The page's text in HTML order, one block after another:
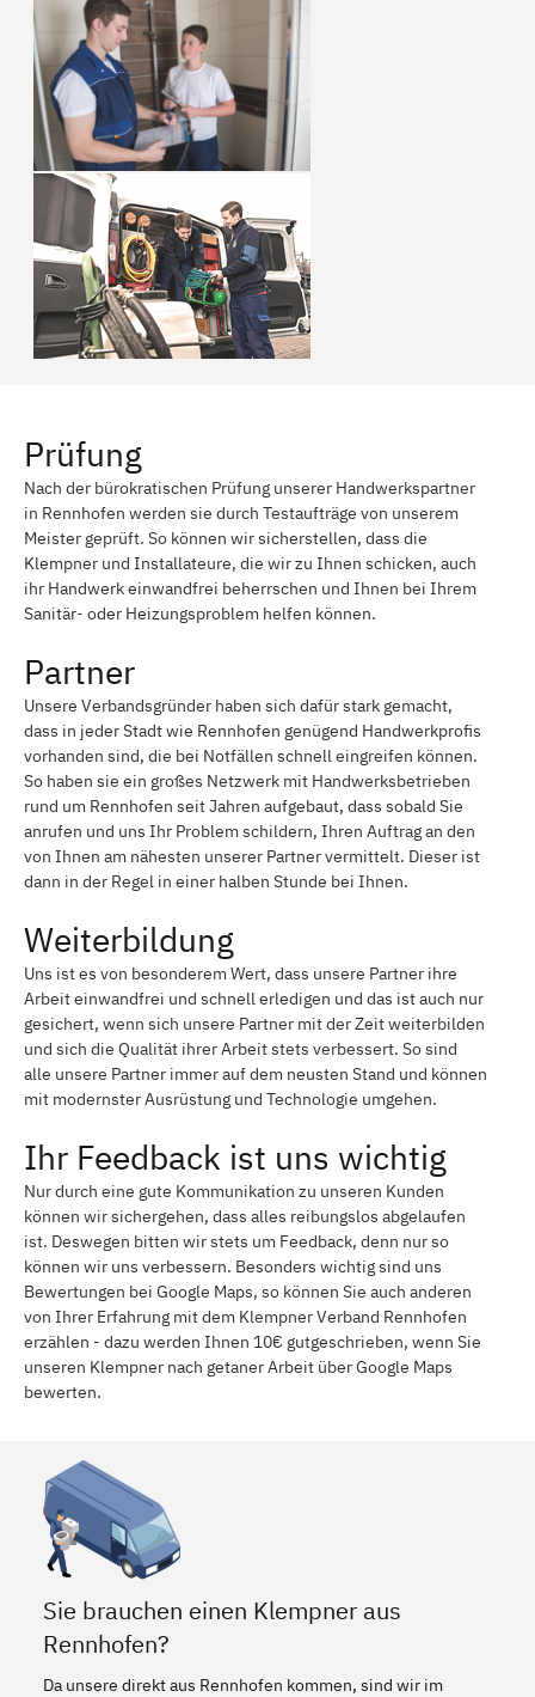
Prüfung
Nach der bürokratischen Prüfung unserer Handwerkspartner
in Rennhofen werden sie durch Testaufträge von unserem
Meister geprüft. So können wir sicherstellen, dass die
Klempner und Installateure, die wir zu Ihnen schicken, auch
ihr Handwerk einwandfrei beherrschen und Ihnen bei Ihrem
Sanitär- oder Heizungsproblem helfen können.
Partner
Unsere Verbandsgründer haben sich dafür stark gemacht,
dass in jeder Stadt wie Rennhofen genügend Handwerkprofis
vorhanden sind, die bei Notfällen schnell eingreifen können.
So haben sie ein großes Netzwerk mit Handwerksbetrieben
rund um Rennhofen seit Jahren aufgebaut, dass sobald Sie
anrufen und uns Ihr Problem schildern, Ihren Auftrag an den
von Ihnen am nähesten unserer Partner vermittelt. Dieser ist
dann in der Regel in einer halben Stunde bei Ihnen.
Weiterbildung
Uns ist es von besonderem Wert, dass unsere Partner ihre
Arbeit einwandfrei und schnell erledigen und das ist auch nur
gesichert, wenn sich unsere Partner mit der Zeit weiterbilden
und sich die Qualität ihrer Arbeit stets verbessert. So sind
alle unsere Partner immer auf dem neusten Stand und können
mit modernster Ausrüstung und Technologie umgehen.
Ihr Feedback ist uns wichtig
Nur durch eine gute Kommunikation zu unseren Kunden
können wir sichergehen, dass alles reibungslos abgelaufen
ist. Deswegen bitten wir stets um Feedback, denn nur so
können wir uns verbessern. Besonders wichtig sind uns
Bewertungen bei Google Maps, so können Sie auch anderen
von Ihrer Erfahrung mit dem Klempner Verband Rennhofen
erzählen - dazu werden Ihnen 10€ gutgeschrieben, wenn Sie
unseren Klempner nach getaner Arbeit über Google Maps
bewerten.
Sie brauchen einen Klempner aus
Rennhofen?
Da unsere direkt aus Rennhofen kommen, sind wir im